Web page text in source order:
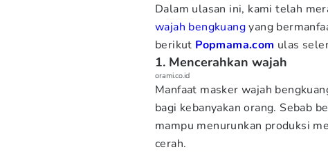
Dalam ulasan ini, kami telah
wajah bengkuangyang
berikut Popmama.com ulas
1. Mencerahkan wajah
orami.co.id
Manfaat masker wajah
bagi kebanyakan orang. Sebab
mampu menurunkan produksi
cerah.